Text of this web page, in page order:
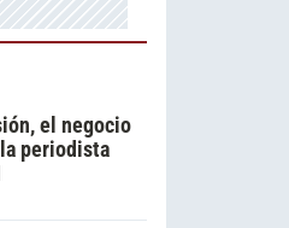
el negocio
periodista